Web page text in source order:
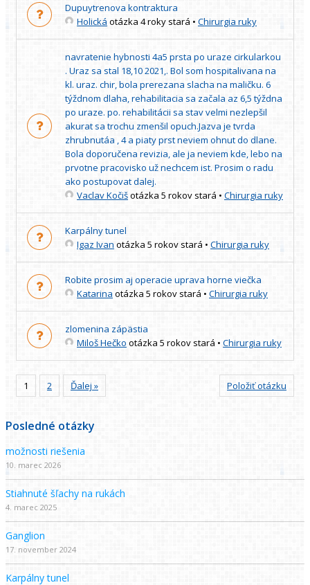
Dupuytrenova kontraktura
Holická otázka 4 roky stará • Chirurgia ruky
navratenie hybnosti 4a5 prsta po uraze cirkularkou
. Uraz sa stal 18,10 2021,. Bol som hospitalivana na
kl. uraz. chir, bola prerezana slacha na maličku. 6
týždnom dlaha, rehabilitacia sa začala az 6,5 týždna
po uraze. po. rehabilitácii sa stav velmi nezlepšil
akurat sa trochu zmenšil opuch.Jazva je tvrda
zhrubnutáa , 4 a piaty prst neviem ohnut do dlane.
Bola doporučena revizia, ale ja neviem kde, lebo na
prvotne pracovisko už nechcem ist. Prosim o radu
ako postupovat dalej.
Vaclav Kočišotázka 5 rokov stará • Chirurgia ruky
Karpálny tunel
Igaz Ivan otázka 5 rokov stará • Chirurgia ruky
Robite prosim aj operacie uprava horne viečka
Katarina otázka 5 rokov stará • Chirurgia ruky
zlomenina zápästia
Miloš Hečko otázka 5 rokov stará • Chirurgia ruky
1 2 Ďalej » Položiť otázku
Posledné otázky
možnosti riešenia
10. marec 2026
Stiahnuté šľachy na rukách
4. marec 2025
Ganglion
17. november 2024
Karpálny tunel